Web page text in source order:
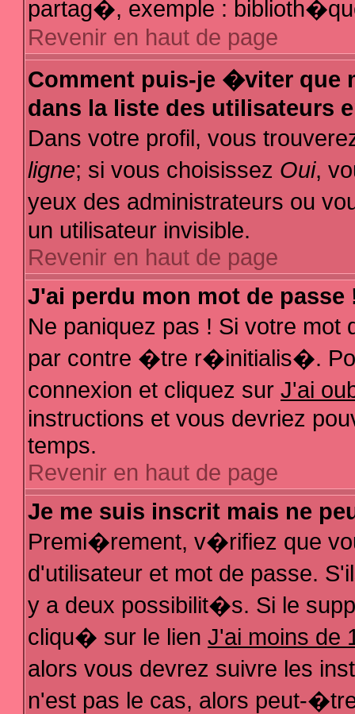
partag�, exemple :
Revenir en haut de page
Comment puis-je �viter que
dans la liste des utilisateurs
Dans votre profil, vous
ligne; si vous choisissez Oui,
yeux des administrateurs ou
un utilisateur invisible.
Revenir en haut de page
J'ai perdu mon mot de passe
Ne paniquez pas ! Si votre
par contre �tre r�initialis�.
connexion et cliquez sur J'ai
instructions et vous devriez
temps.
Revenir en haut de page
Je me suis inscrit mais ne
Premi�rement, v�rifiez que
d'utilisateur et mot de passe.
y a deux possibilit�s. Si le
cliqu� sur le lien J'ai moins de
alors vous devrez suivre les
n'est pas le cas, alors peut-